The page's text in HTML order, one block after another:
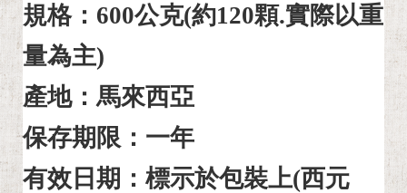
規格：600公克(約120顆.實際以重
量為主)
產地：馬來西亞
保存期限：一年
有效日期：標示於包裝上(西元